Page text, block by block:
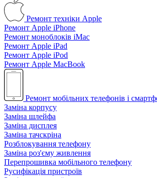
Ремонт техніки Apple
Ремонт Apple iPhone
Ремонт моноблоків iMac
Ремонт Apple iPad
Ремонт Apple iPod
Ремонт Apple MacBook
Ремонт мобільних телефонів і
Заміна корпусу
Заміна шлейфа
Заміна дисплея
Заміна тачскріна
Розблокування телефону
Заміна роз'єму живлення
Перепрошивка мобільного телефону
Русифікація пристроїв